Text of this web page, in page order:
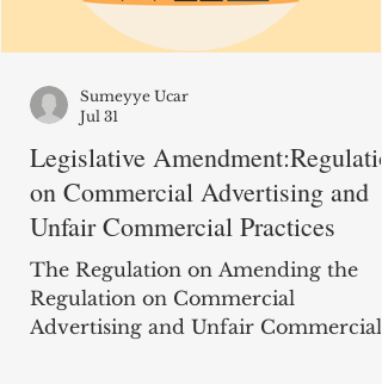
Legislative
on Commercial Advertising and
Unfair Commercial Practices
The Regulation on Amending the
Regulation on Commercial
Advertising and Unfair Commercial
Sumeyye Ucar
Jul 31